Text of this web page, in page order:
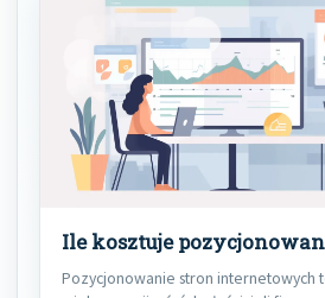
Ile kosztuje
Pozycjonowanie stron internetowych